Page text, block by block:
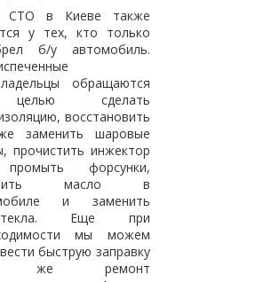
СТО в Киеве также
у тех, кто только
б/у автомобиль.
обращаются
сделать
восстановить
заменить шаровые
прочистить инжектор
форсунки,
масло в
и заменить
Еще при
мы можем
быструю заправку
же ремонт